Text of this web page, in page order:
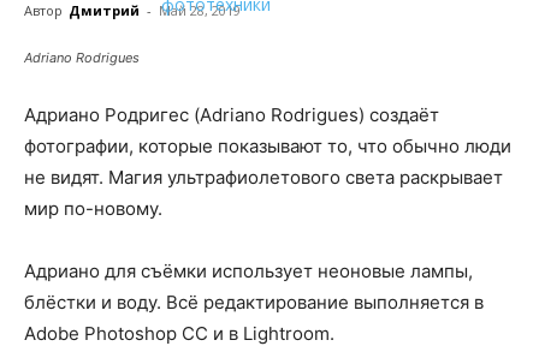
Автор Дмитрий - Май 28, 2019
Adriano Rodrigues
Адриано Родригес (Adriano Rodrigues) создаёт
фотографии, которые показывают то, что обычно люди
не видят. Магия ультрафиолетового света раскрывает
мир по-новому.
Адриано для съёмки использует неоновые лампы,
блёстки и воду. Всё редактирование выполняется в
Adobe Photoshop CC и в Lightroom.